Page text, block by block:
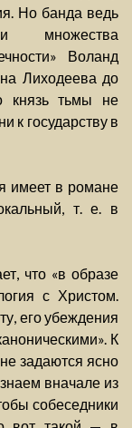
Но банда ведь
множества
Воланд
Лиходеева до
князь тьмы не
к государству в
имеет в романе
т. е. в
что «в образе
с Христом.
его убеждения
К
задаются ясно
вначале из
собеседники